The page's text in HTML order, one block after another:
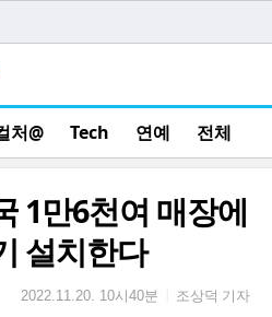
처@ Tech 연예 전체
1만6천여 매장에
설치한다
2022.11.20. 10시40분 조상덕 기자